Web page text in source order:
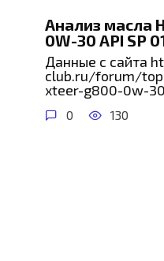
Анализ масла
0W-30 API SP
Данные с сайта
club.ru/forum/
xteer-g800-0w-
0 130